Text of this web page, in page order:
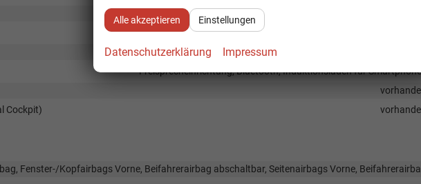
Freisprecheinrichtung, Bluetooth, Induktionsladen für
Cockpit)
Fenster-/Kopfairbags Vorne, Beifahrerairbag abschaltbar, Seitenairbags Vorne,
Alle akzeptieren Einstellungen
Datenschutzerklärung Impressum